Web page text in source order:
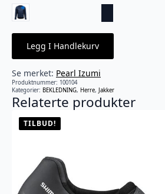
Legg I Handlekurv
Se merket: Pearl Izumi
Produktnummer: 100104
Kategorier: BEKLEDNING, Herre, Jakker
Relaterte produkter
TILBUD!